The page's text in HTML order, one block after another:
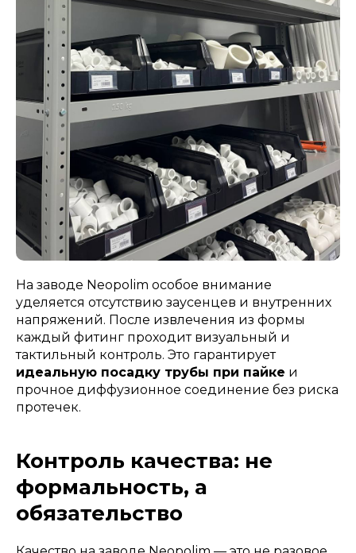
На заводе Neopolim особое внимание
уделяется отсутствию заусенцев и внутренних
напряжений. После извлечения из формы
каждый фитинг проходит визуальный и
тактильный контроль. Это гарантирует
идеальную посадку трубы при пайке и
прочное диффузионное соединение без риска
протечек.
Контроль качества: не
формальность, а
обязательство